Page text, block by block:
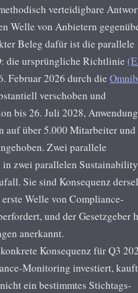
verteidigbare
Welle von Anbietern
Beleg dafür ist die parallele
die ursprüngliche Richtlinie
Februar 2026 durch die
verschoben und
bis 26. Juli 2028,
auf über 5.000 Mitarbeiter und
Zwei parallele
zwei parallelen
Sie sind Konsequenz
Welle von Compliance-
und der Gesetzgeber
anerkannt.
Konsequenz für Q3
Monitoring investiert, kauft
ein bestimmtes Stichtags-